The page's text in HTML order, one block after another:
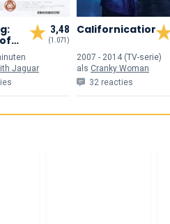
3,48
(1.071)
uten
Jaguar
Californication
2007 - 2014 (TV-serie)
als Cranky Woman
32 reacties